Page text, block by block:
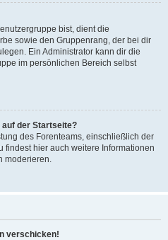
bist, dient die
sowie den Gruppenrang, der bei dir
Ein Administrator kann dir die
im persönlichen Bereich selbst
auf der Startseite?
des Forenteams, einschließlich der
findest hier auch weitere Informationen
moderieren.
verschicken!